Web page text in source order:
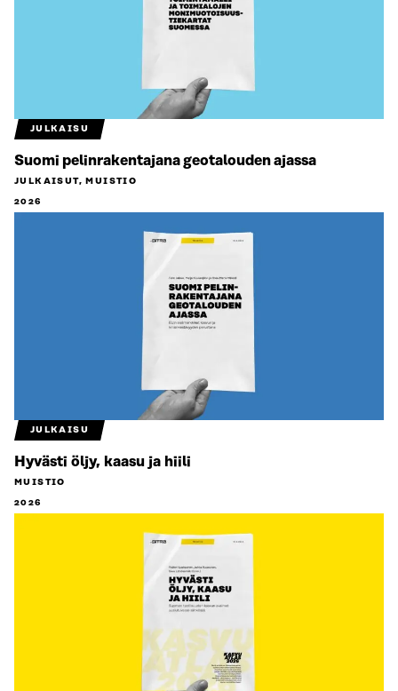
JULKAISU
Suomi pelinrakentajana geotalouden ajassa
JULKAISUT, MUISTIO
2026
JULKAISU
Hyvästi öljy, kaasu ja hiili
MUISTIO
2026